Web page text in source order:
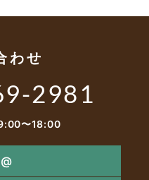
わせ
2981
〜18:00